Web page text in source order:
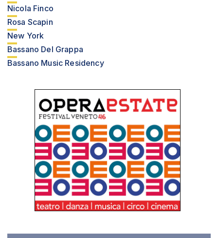
Nicola Finco
Rosa Scapin
New York
Bassano Del Grappa
Bassano Music Residency